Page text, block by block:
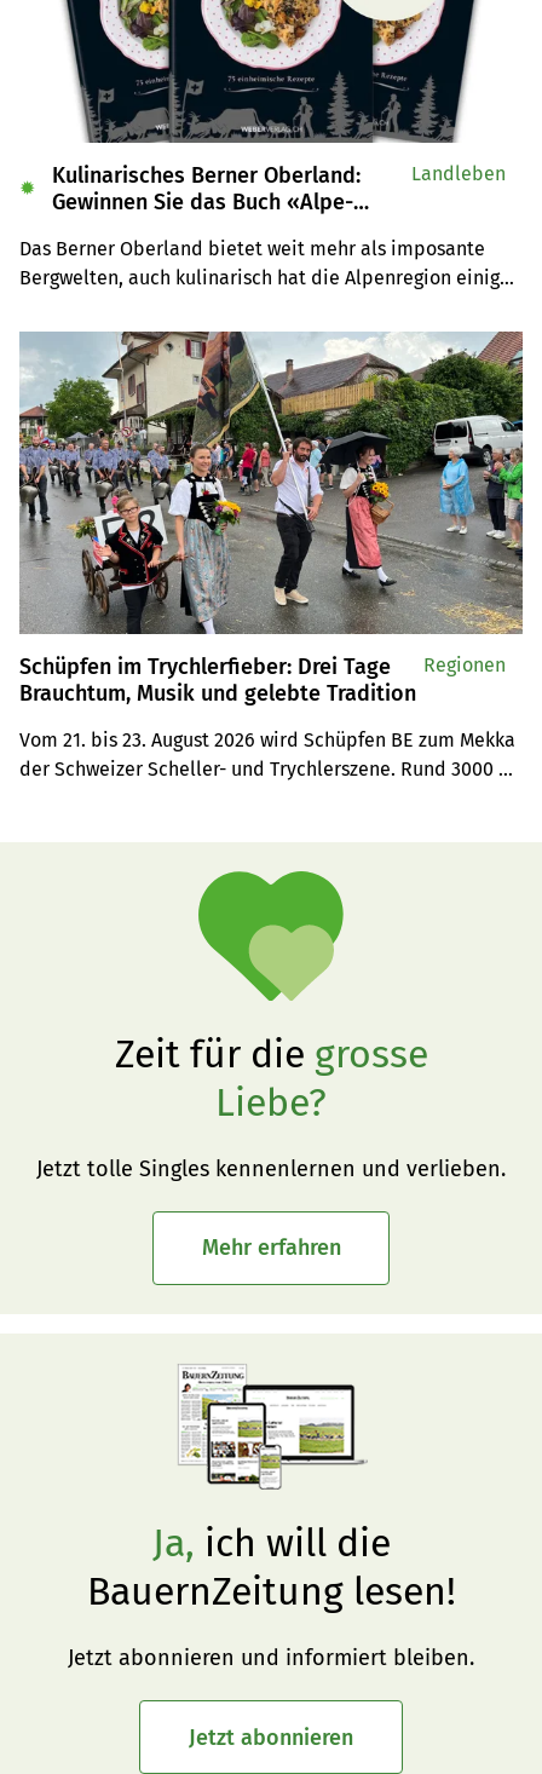
Kulinarisches Berner Oberland:
Gewinnen Sie das Buch «Alpe-
Das Berner Oberland bietet weit mehr als imposante
Bergwelten, auch kulinarisch hat die Alpenregion einiges
«Alpe-Chuchi – Berner Oberland» vom Weber Verlag.
✹
Landleben
Schüpfen im Trychlerfieber: Drei Tage
Brauchtum, Musik und gelebte Tradition
Vom 21. bis 23. August 2026 wird Schüpfen BE zum Mekka
der Schweizer Scheller- und Trychlerszene. Rund 3000
Regionen
Zeit für die grosse
Liebe?
Jetzt tolle Singles kennenlernen und verlieben.
Mehr erfahren
Ja, ich will die
BauernZeitung lesen!
Jetzt abonnieren und informiert bleiben.
Jetzt abonnieren